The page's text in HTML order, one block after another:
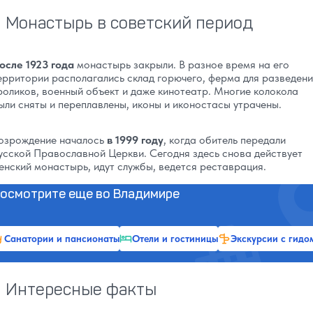
Монастырь в советский период
1923 года монастырь закрыли. В разное время на его
располагались склад горючего, ферма для
военный объект и даже кинотеатр. Многие колокола
сняты и переплавлены, иконы и иконостасы утрачены.
началось в 1999 году, когда обитель передали
Православной Церкви. Сегодня здесь снова действует
монастырь, идут службы, ведется реставрация.
еще во Владимире
Санатории и пансионаты Отели и гостиницы Экскурсии с
Интересные факты